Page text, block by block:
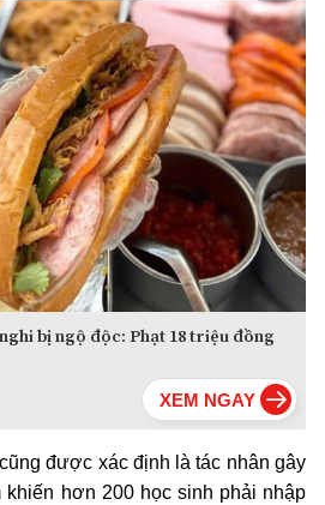
bị ngộ độc: Phạt 18 triệu đồng
được xác định là tác nhân gây
khiến hơn 200 học sinh phải nhập